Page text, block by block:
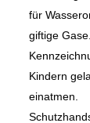
für
giftige
Kindern
einatmen.